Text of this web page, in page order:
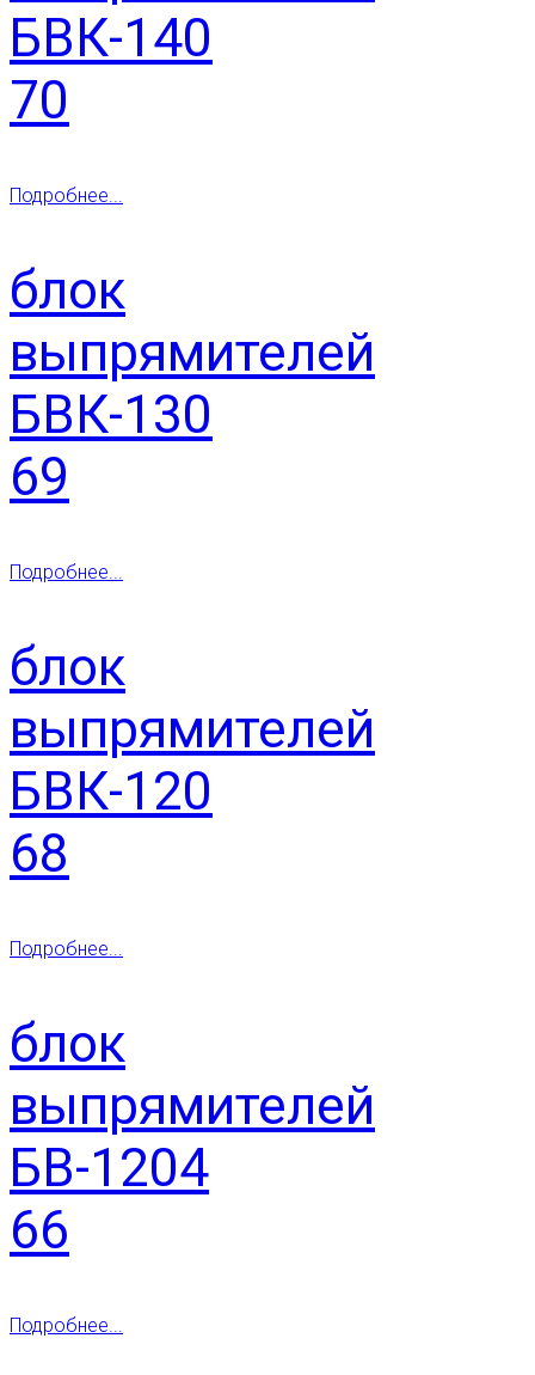
БВК-140
70
Подробнее...
блок
выпрямителей
БВК-130
69
Подробнее...
блок
выпрямителей
БВК-120
68
Подробнее...
блок
выпрямителей
БВ-1204
66
Подробнее...